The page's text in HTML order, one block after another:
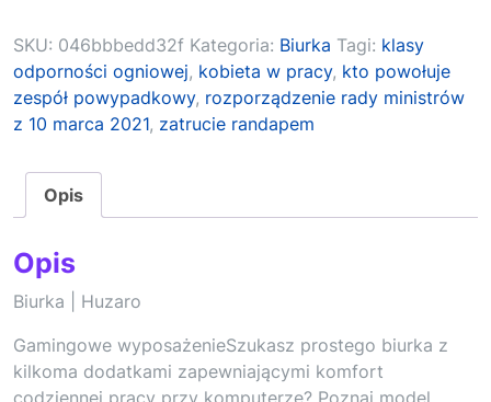
SKU: 046bbbedd32f Kategoria: Biurka Tagi: klasy
odporności ogniowej, kobieta w pracy, kto powołuje
zespół powypadkowy, rozporządzenie rady ministrów
z 10 marca 2021, zatrucie randapem
Opis
Opis
Biurka | Huzaro
Gamingowe wyposażenieSzukasz prostego biurka z
kilkoma dodatkami zapewniającymi komfort
codziennej pracy przy komputerze? Poznaj model